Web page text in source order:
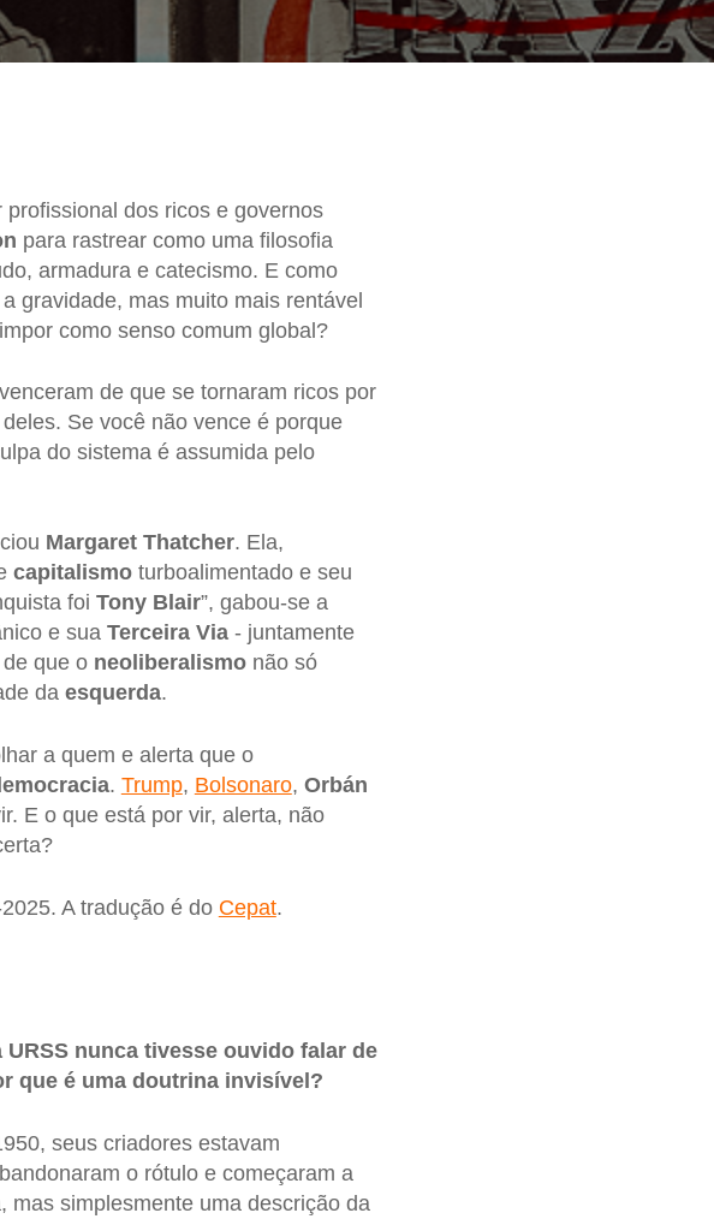
dos ricos e governos
para rastrear como uma filosofia
armadura e catecismo. E como
gravidade, mas muito mais rentável
como senso comum global?
de que se tornaram ricos por
Se você não vence é porque
do sistema é assumida pelo
Margaret Thatcher. Ela,
capitalismoturboalimentado e seu
foi Tony Blair”, gabou-se a
e sua Terceira Via- juntamente
que o neoliberalismonão só
da esquerda.
a quem e alerta que o
. Trump, Bolsonaro, Orbán
E o que está por vir, alerta, não
A tradução é do Cepat.
nunca tivesse ouvido falar de
que é uma doutrina invisível?
seus criadores estavam
o rótulo e começaram a
mas simplesmente uma descrição da